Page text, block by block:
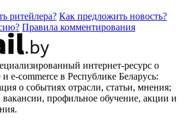
ритейлера? Как предложить новость?
Правила комментирования
интернет-ресурс о
e-commerce в Республике Беларусь:
о событиях отрасли, статьи, мнения;
вакансии, профильное обучение, акции и